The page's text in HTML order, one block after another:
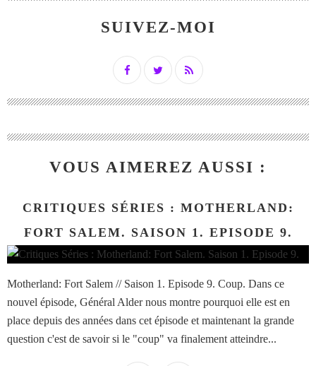
SUIVEZ-MOI
VOUS AIMEREZ AUSSI :
CRITIQUES SÉRIES : MOTHERLAND:
FORT SALEM. SAISON 1. EPISODE 9.
Motherland: Fort Salem // Saison 1. Episode 9. Coup. Dans ce
nouvel épisode, Général Alder nous montre pourquoi elle est en
place depuis des années dans cet épisode et maintenant la grande
question c'est de savoir si le "coup" va finalement atteindre...